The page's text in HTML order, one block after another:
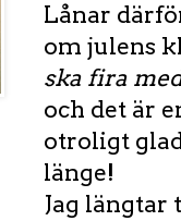
Lånar
om julens
ska fira
och det är
otroligt
länge!
Jag längtar